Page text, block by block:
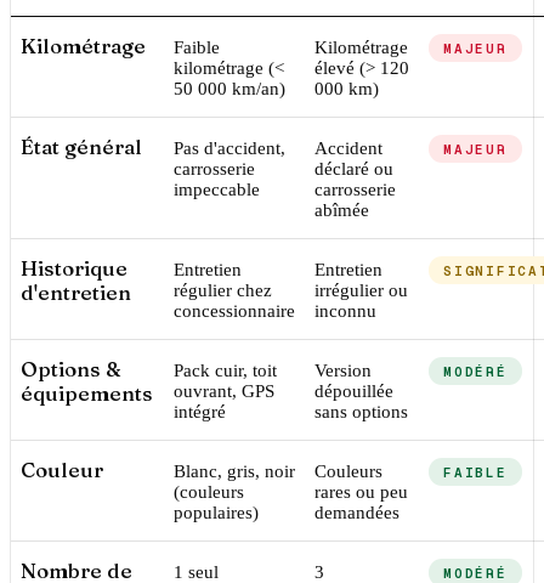
Kilométrage
Faible
kilométrage (<
50 000 km/an)
Kilométrage
élevé (> 120
000 km)
MAJEUR
État général
Pas d'accident,
carrosserie
impeccable
Accident
déclaré ou
carrosserie
abîmée
MAJEUR
Historique
d'entretien
Entretien
régulier chez
concessionnaire
Entretien
irrégulier ou
inconnu
Options &
équipements
Pack cuir, toit
ouvrant, GPS
intégré
Version
dépouillée
sans options
MODÉRÉ
Couleur
Blanc, gris, noir
(couleurs
populaires)
Couleurs
rares ou peu
demandées
FAIBLE
Nombre de
1 seul
3
MODÉRÉ